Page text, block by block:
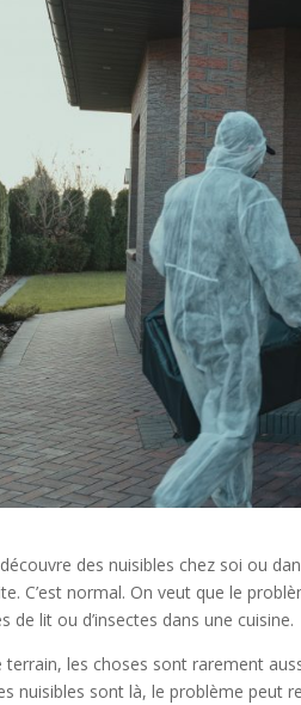
des nuisibles chez soi ou
C’est normal. On veut que le
de lit ou d’insectes dans une cuisine.
terrain, les choses sont rarement
nuisibles sont là, le problème peut